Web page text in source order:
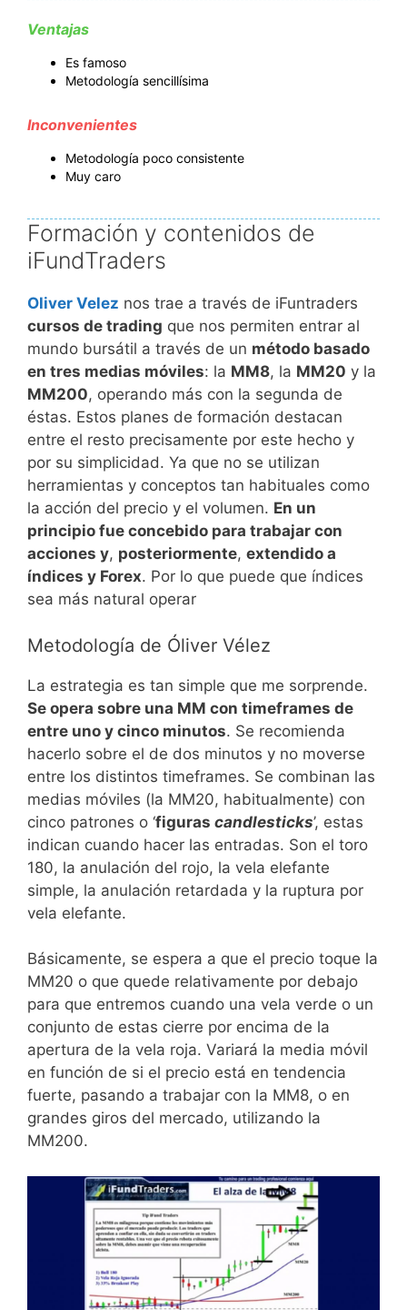
Ventajas
Es famoso
Metodología sencillísima
Inconvenientes
Metodología poco consistente
Muy caro
Formación y contenidos de
iFundTraders
Oliver Velez nos trae a través de iFuntraders
cursos de trading que nos permiten entrar al
mundo bursátil a través de un método basado
en tres medias móviles: la MM8, la MM20 y la
MM200, operando más con la segunda de
éstas. Estos planes de formación destacan
entre el resto precisamente por este hecho y
por su simplicidad. Ya que no se utilizan
herramientas y conceptos tan habituales como
la acción del precio y el volumen. En un
principio fue concebido para trabajar con
acciones y, posteriormente, extendido a
índices y Forex. Por lo que puede que índices
sea más natural operar
Metodología de Óliver Vélez
La estrategia es tan simple que me sorprende.
Se opera sobre una MM con timeframes de
entre uno y cinco minutos. Se recomienda
hacerlo sobre el de dos minutos y no moverse
entre los distintos timeframes. Se combinan las
medias móviles (la MM20, habitualmente) con
cinco patrones o ‘figuras candlesticks’, estas
indican cuando hacer las entradas. Son el toro
180, la anulación del rojo, la vela elefante
simple, la anulación retardada y la ruptura por
vela elefante.
Básicamente, se espera a que el precio toque la
MM20 o que quede relativamente por debajo
para que entremos cuando una vela verde o un
conjunto de estas cierre por encima de la
apertura de la vela roja. Variará la media móvil
en función de si el precio está en tendencia
fuerte, pasando a trabajar con la MM8, o en
grandes giros del mercado, utilizando la
MM200.